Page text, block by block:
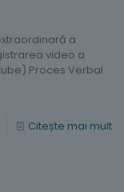
a
video a
Proces Verbal
Citește mai mult